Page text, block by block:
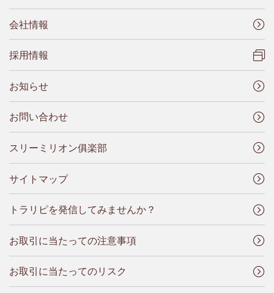
会社情報
採用情報
お知らせ
お問い合わせ
スリーミリオン俱楽部
サイトマップ
トラリピを発信してみませんか？
お取引に当たっての注意事項
お取引に当たってのリスク